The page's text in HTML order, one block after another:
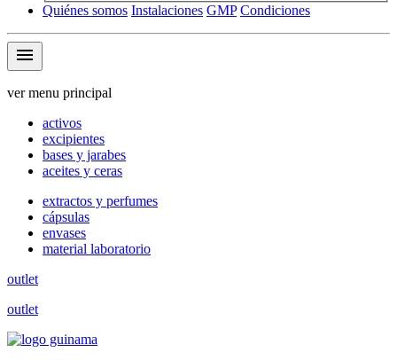
Quiénes somos Instalaciones GMP Condiciones
menu
ver menu principal
activos
excipientes
bases y jarabes
aceites y ceras
extractos y perfumes
cápsulas
envases
material laboratorio
outlet
outlet